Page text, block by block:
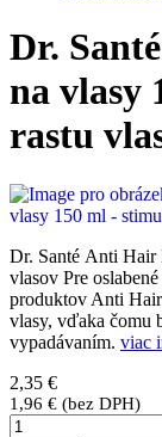
Dr.
na vlasy
rastu
Dr. Santé Anti Hair
vlasov Pre
produktov Anti
vlasy, vďaka čomu
vypadávaním. viac
2,35 €
1,96 € (bez DPH)